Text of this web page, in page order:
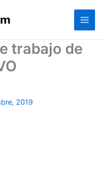
trabajo de
2019